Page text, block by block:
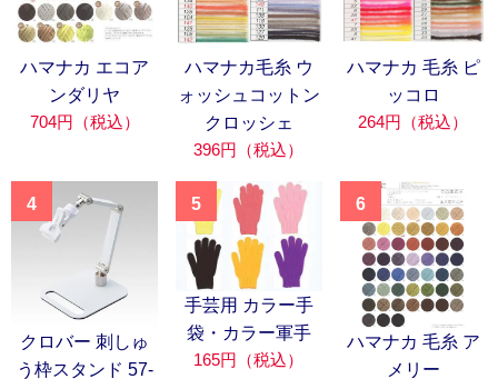
ハマナカ エコア
ンダリヤ
704円（税込）
ハマナカ毛糸 ウ
ォッシュコットン
クロッシェ
396円（税込）
ハマナカ 毛糸 ピ
ッコロ
264円（税込）
4
クロバー 刺しゅ
う枠スタンド 57-
5
手芸用 カラー手
袋・カラー軍手
165円（税込）
6
ハマナカ 毛糸 ア
メリー